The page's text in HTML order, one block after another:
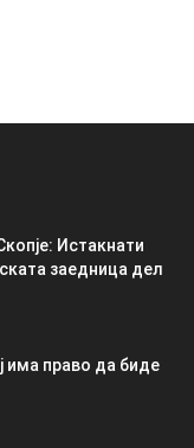
Истакнати
заедница дел
има право да биде